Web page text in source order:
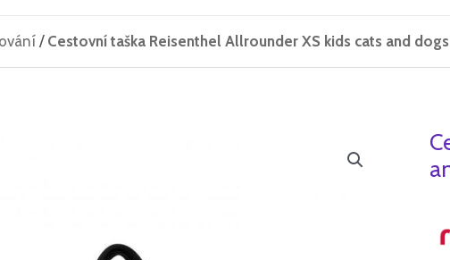
/ Cestovní taška Reisenthel Allrounder XS kids cats and
XS